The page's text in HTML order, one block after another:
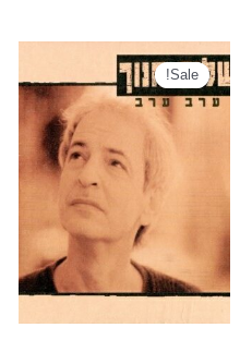
Sale!
Sale!